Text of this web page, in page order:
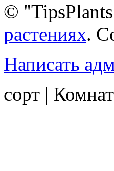
©
растениях.
Написать
сорт |